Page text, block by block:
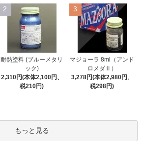
2
耐熱塗料 (ブルーメタリ
ック)
2,310円(本体2,100円、
税210円)
3
マジョーラ 8ml（アンド
ロメダⅡ）
3,278円(本体2,980円、
税298円)
もっと見る